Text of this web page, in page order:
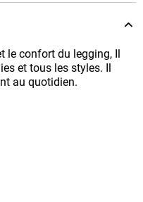
le confort du legging, Il
et tous les styles. Il
au quotidien.